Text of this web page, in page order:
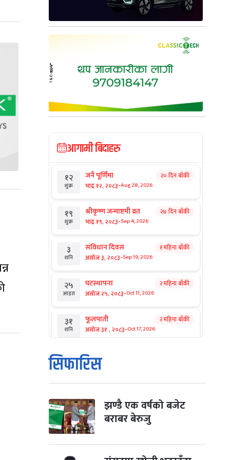
आगामी बिदाहरु
१२
शुक्र
जनै पूर्णिमा
भाद्र १२, २०८३-Aug 28, 2026
२० दिन बाँकी
१९
शुक्र
श्रीकृष्ण जन्माष्टमी व्रत
भाद्र १९, २०८३-Sep 4, 2026
२७ दिन बाँकी
३
शनि
संविधान दिवस
असोज ३, २०८३-Sep 19, 2026
१ महिना बाँकी
२५
आइत
घटस्थापना
असोज २५, २०८३-Oct 11, 2026
२ महिना बाँकी
३१
शनि
फूलपाती
असोज ३१ , २०८३-Oct 17, 2026
२ महिना बाँकी
१
आइत
कार्तिक सङ्क्रान्ति
कार्तिक १, २०८३
मंगल कार्तिक ३, २०८३ -Oct 20, 2026
४ विजयादशमी
कार्तिक ४, २०८३
सिफारिस
झण्डै एक वर्षको बजेट
बराबर बेरुजु